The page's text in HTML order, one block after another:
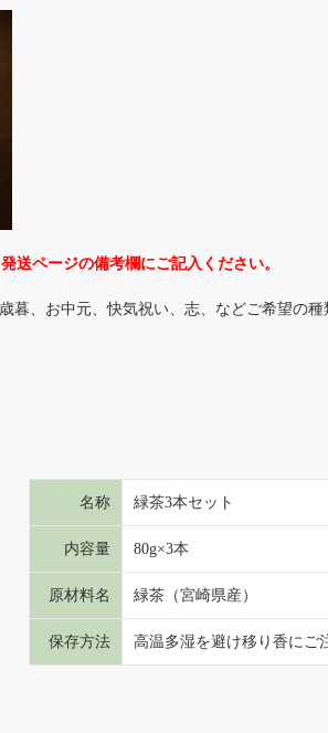
送ページの備考欄にご記入ください。
、お中元、快気祝い、志、などご希望の種
名称 緑茶3本セット
内容量 80g×3本
原材料名 緑茶（宮崎県産）
保存方法 高温多湿を避け移り香にご